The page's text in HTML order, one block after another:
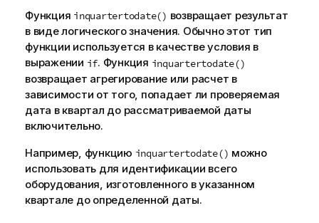
Функция inquartertodate() возвращает результат
в виде логического значения. Обычно этот тип
функции используется в качестве условия в
выражении if. Функция inquartertodate()
возвращает агрегирование или расчет в
зависимости от того, попадает ли проверяемая
дата в квартал до рассматриваемой даты
включительно.
Например, функцию inquartertodate() можно
использовать для идентификации всего
оборудования, изготовленного в указанном
квартале до определенной даты.